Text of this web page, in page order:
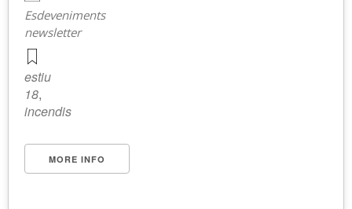
Esdeveniments
newsletter
estiu
18,
incendis
MORE INFO